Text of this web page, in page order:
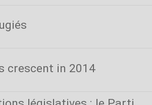
crescent in 2014